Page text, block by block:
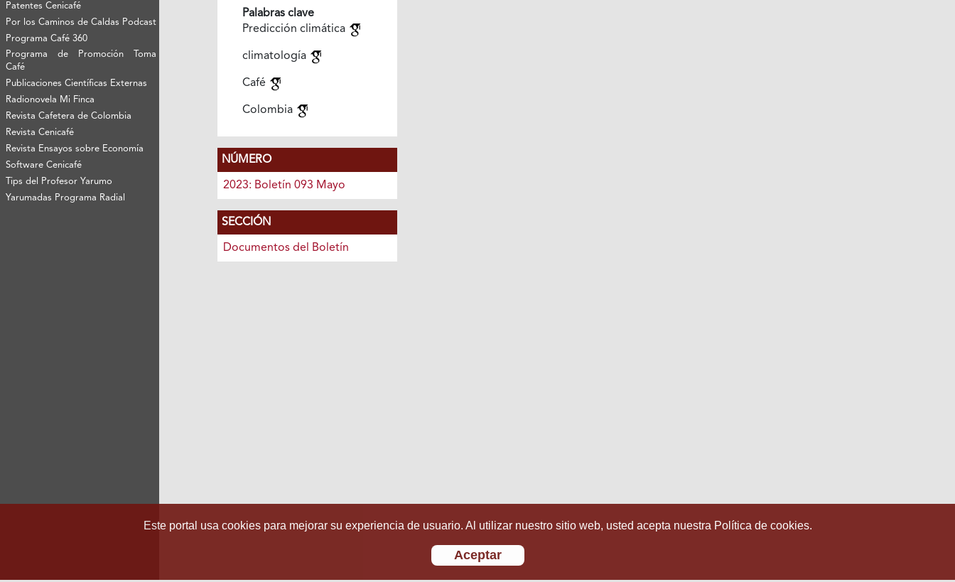
Patentes Cenicafé
Por los Caminos de Caldas Podcast
Programa Café 360
Programa de Promoción Toma
Café
Publicaciones Científicas Externas
Radionovela Mi Finca
Revista Cafetera de Colombia
Revista Cenicafé
Revista Ensayos sobre Economía
Software Cenicafé
Tips del Profesor Yarumo
Yarumadas Programa Radial
Palabras clave
Predicción climática
climatología
Café
Colombia
NÚMERO
2023: Boletín 093 Mayo
SECCIÓN
Documentos del Boletín
Este portal usa cookies para mejorar su experiencia de usuario. Al utilizar nuestro sitio web, usted acepta nuestra Política de cookies.
Aceptar